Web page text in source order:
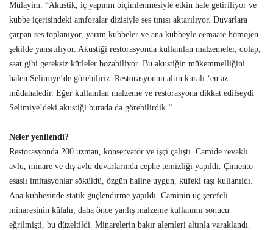
Mülayim: “Akustik, iç yapının biçimlenmesiyle etkin hale getiriliyor ve
kubbe içerisindeki amforalar dizisiyle ses tınısı aktarılıyor. Duvarlara
çarpan ses toplanıyor, yarım kubbeler ve ana kubbeyle cemaate homojen
şekilde yansıtılıyor. Akustiği restorasyonda kullanılan malzemeler, dolap,
saat gibi gereksiz kütleler bozabiliyor. Bu akustiğin mükemmelliğini
halen Selimiye’de görebiliriz. Restorasyonun altın kuralı ‘en az
müdahaledir. Eğer kullanılan malzeme ve restorasyona dikkat edilseydi
Selimiye’deki akustiği burada da görebilirdik.”
Neler yenilendi?
Restorasyonda 200 uzman, konservatör ve işçi çalıştı. Camide revaklı
avlu, minare ve dış avlu duvarlarında cephe temizliği yapıldı. Çimento
esaslı imitasyonlar söküldü, özgün haline uygun, küfeki taşı kullanıldı.
Ana kubbesinde statik güçlendirme yapıldı. Caminin üç şerefeli
minaresinin külahı, daha önce yanlış malzeme kullanımı sonucu
eğrilmişti, bu düzeltildi. Minarelerin bakır alemleri altınla varaklandı.